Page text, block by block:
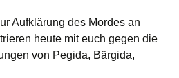
Aufklärung des Mordes an
heute mit euch gegen die
von Pegida, Bärgida,